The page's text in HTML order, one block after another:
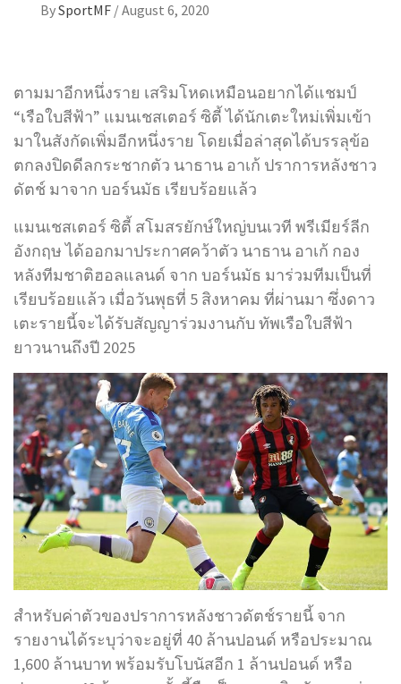
BySportMF /August 6, 2020
ตามมาอีกหนึ่งราย เสริมโหดเหมือนอยากได้แชมป์
“เรือใบสีฟ้า” แมนเชสเตอร์ ซิตี้ ได้นักเตะใหม่เพิ่มเข้า
มาในสังกัดเพิ่มอีกหนึ่งราย โดยเมื่อล่าสุดได้บรรลุข้อ
ตกลงปิดดีลกระชากตัว นาธาน อาเก้ ปราการหลังชาว
ดัตช์ มาจาก บอร์นมัธ เรียบร้อยแล้ว
แมนเชสเตอร์ ซิตี้ สโมสรยักษ์ใหญ่บนเวที พรีเมียร์ลีก
อังกฤษ ได้ออกมาประกาศคว้าตัว นาธาน อาเก้ กอง
หลังทีมชาติฮอลแลนด์ จาก บอร์นมัธ มาร่วมทีมเป็นที่
เรียบร้อยแล้ว เมื่อวันพุธที่ 5 สิงหาคม ที่ผ่านมา ซึ่งดาว
เตะรายนี้จะได้รับสัญญาร่วมงานกับ ทัพเรือใบสีฟ้า
ยาวนานถึงปี 2025
สำหรับค่าตัวของปราการหลังชาวดัตช์รายนี้ จาก
รายงานได้ระบุว่าจะอยู่ที่ 40 ล้านปอนด์ หรือประมาณ
1,600 ล้านบาท พร้อมรับโบนัสอีก 1 ล้านปอนด์ หรือ